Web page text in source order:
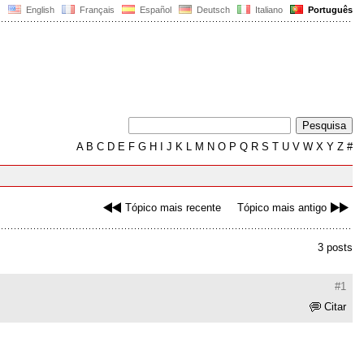
English Français Español Deutsch Italiano Português
AB C D E F G H J K L M N O P Q R S T U V W X Y Z #
Tópico mais recente Tópico mais antigo
3 posts
#1
Citar